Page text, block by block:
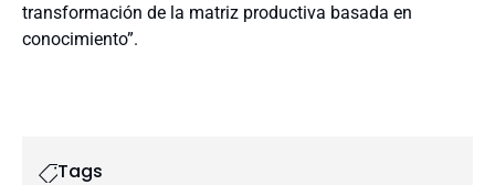
transformación de la matriz productiva basada en
conocimiento”.
Tags